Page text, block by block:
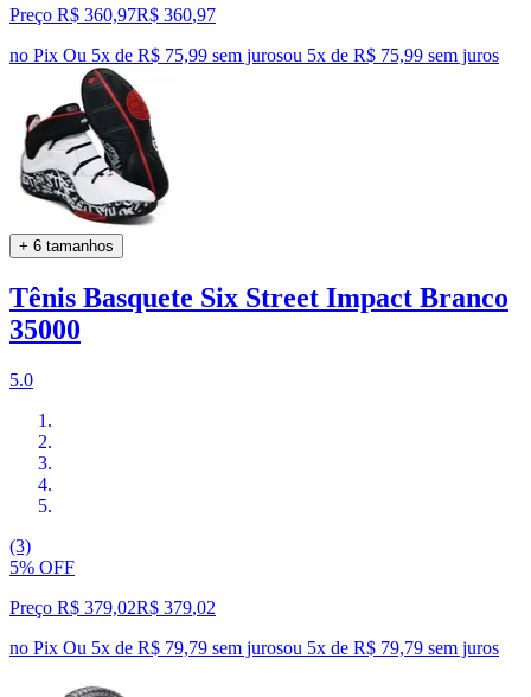
Preço R$ 360,97R$ 360,97
no Pix Ou 5x de R$ 75,99 sem jurosou 5x de R$ 75,99 sem juros
+ 6 tamanhos
Tênis Basquete Six Street Impact Branco
35000
5.0
(3)
5% OFF
Preço R$ 379,02R$ 379,02
no Pix Ou 5x de R$ 79,79 sem jurosou 5x de R$ 79,79 sem juros